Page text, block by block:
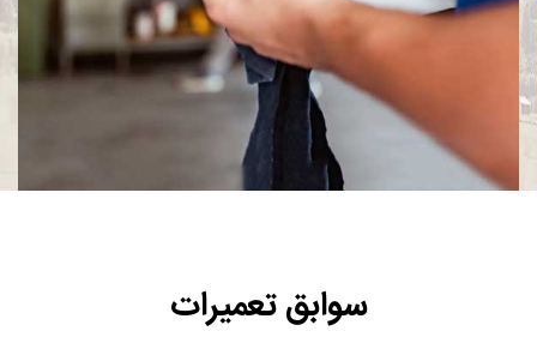
سوابق تعمیرات